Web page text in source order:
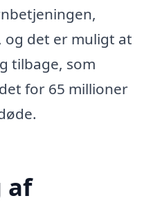
og det er muligt at
tilbage, som
for 65 millioner
af